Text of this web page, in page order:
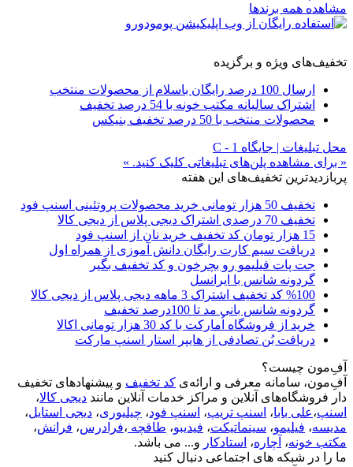
مشاهده همه برندها
تخفیف‌های ویژه و برگزیده
ارسال 100 درصد رایگان باسلام از محصولات منتخب
اشتراک سالیانه مکتب خونه با 54 درصد تخفیف
محصولات منتخب با 50 درصد تخفیف بنیکس
محل تبلیغات | جایگاه C - 1
« برای مشاهده پلن‌های تبلیغاتی کلیک کنید. »
پربازدیدترین تخفیف‌های این هفته
تخفیف 50 هزار تومانی خرید محصولات پروتئینی اسنپ فود
تخفیف 70 درصدی اشتراک دیجی پلاس از دیجی کالا
15 هزار تومان کد تخفیف خرید نان از اسنپ فود
دریافت سیم کارت رایگان دانش آموزی از همراه اول
جت پات فیلیمو رو بچرخون و کد تخفیف بگیر
گردونه شانس با ایرانسل
%100 کد تخفیف اشتراک 3 ماهه دیجی پلاس از دیجی کالا
گردونه شانس بانی مد تا 100درصد تخفیف
خرید از فروشگاه اُمارکت با کد 30 هزار تومانی اکالا
دریافت بُن تصادفی از هایپر استار اسنپ مارکت
آفِ‌مون چیست؟
آفِ‌مون، سامانه معرفی و ارائه‌ی کد تخفیف و پیشنهادهای تخفیف
دار فروشگاه‌های آنلاین و مراکز خدمات آنلاین مانند دیجی کالا،
اسنپ،علی بابا، اسنپ تریپ، اسنپ فود، چیلیوری، دیجی استایل،
مدیسه، فیلیمو، سینماتیکت، فیدیبو، طاقچه ،فرادرس، فرانش،
مکتب خونه، آچاره، استادکار و... می باشد.
ما را در شبکه های اجتماعی دنبال کنید